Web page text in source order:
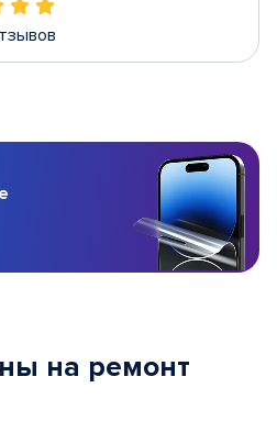
на ремонт